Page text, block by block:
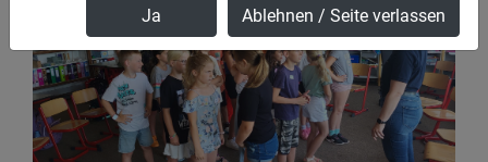
Ja Ablehnen / Seite verlassen